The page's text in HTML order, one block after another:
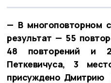
— В многоповторном
результат — 55
48 повторений и
Петкевичуса, 3
присуждено Дмитрию